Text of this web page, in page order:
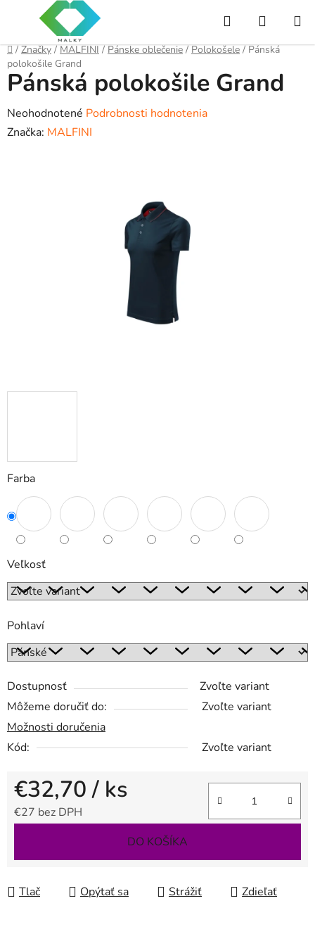
Hľadať
KOŠÍK
Domov
/ Značky / MALFINI / Pánske oblečenie / Polokošele / Pánská
polokošile Grand
Farba
Veľkosť
Pohlaví
Dostupnosť
Zvoľte variant
Môžeme doručiť do:
Zvoľte variant
Možnosti doručenia
Kód:
Zvoľte variant
€32,70/ ks
€27 bez DPH
DO KOŠÍKA
Tlač Opýtať sa Strážiť Zdieľať
Pánská polokošile Grand
Priemerné
hodnotenie
Neohodnotené Podrobnosti hodnotenia
Značka: MALFINI